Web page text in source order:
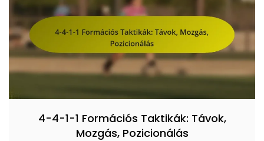
4-4-1-1 Formációs Taktikák: Távok,
Mozgás, Pozicionálás